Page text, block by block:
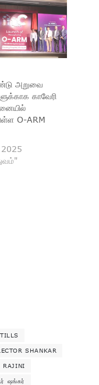
அறுவை
காவேரி
O-ARM
SHANKAR
RAJINI
ஷங்கர்